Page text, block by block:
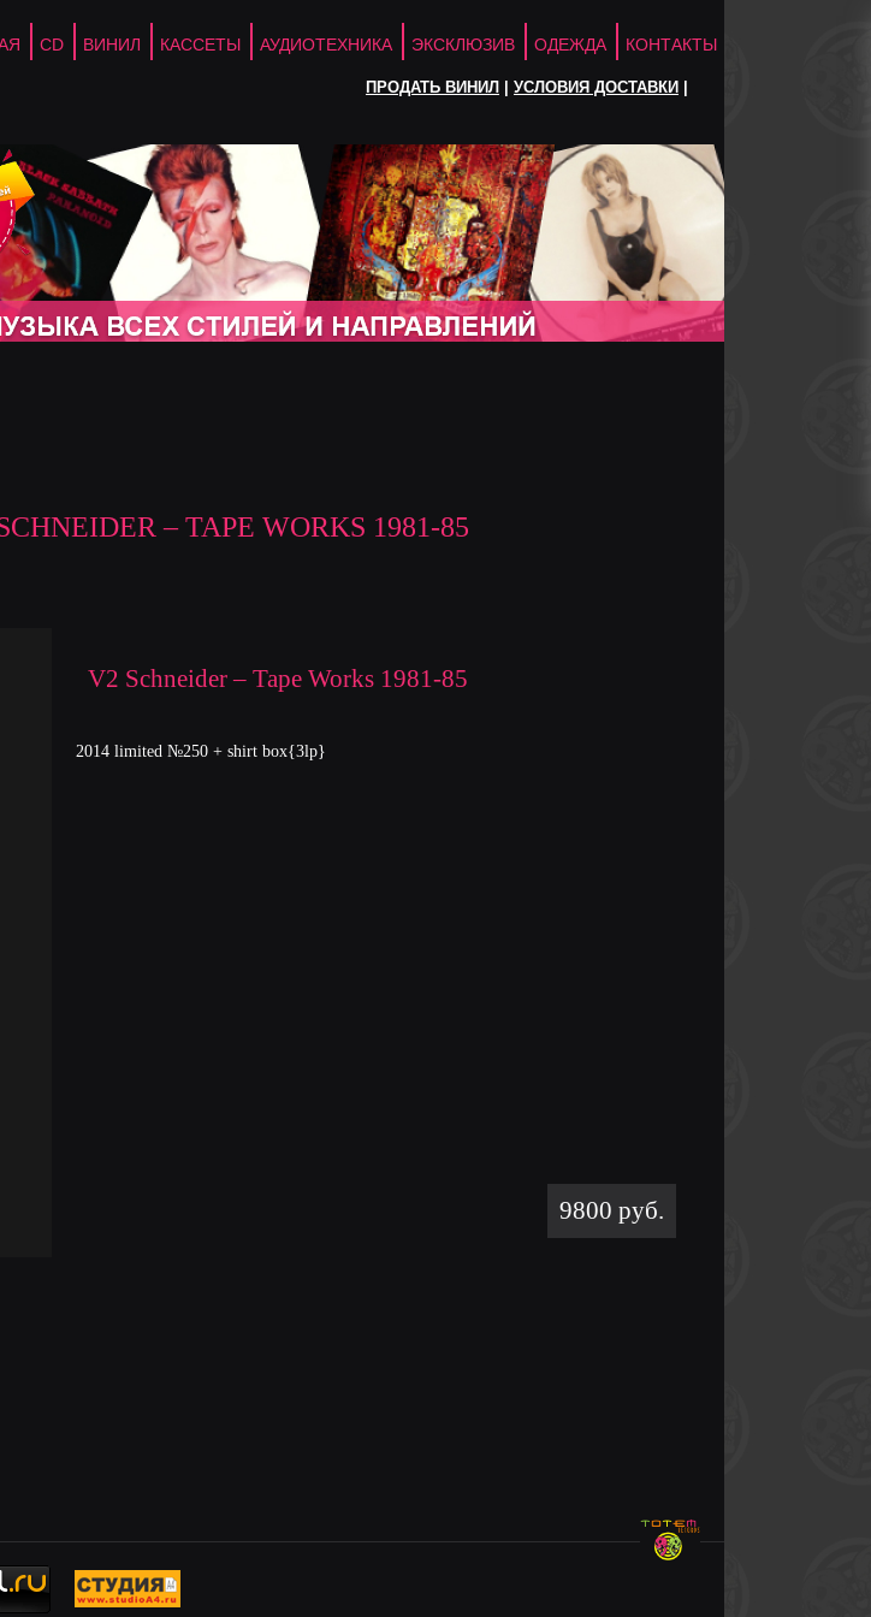
CD ВИНИЛ КАССЕТЫ АУДИОТЕХНИКА ЭКСКЛЮЗИВ ОДЕЖДА КОНТАКТЫ
ПРОДАТЬ ВИНИЛ УСЛОВИЯ ДОСТАВКИ
– TAPE WORKS 1981-85
V2 Schneider – Tape Works 1981-85
2014 limited №250 + shirt box{3lp}
9800 руб.